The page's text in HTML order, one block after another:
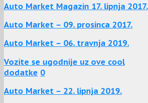
Auto Market Magazin 17. lipnja 2017.
Auto Market – 09. prosinca 2017.
Auto Market – 06. travnja 2019.
Vozite se ugodnije uz ove cool
dodatke 0
Auto Market – 22. lipnja 2019.